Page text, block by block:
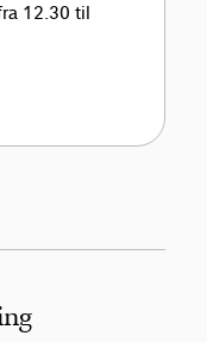
12.30 til